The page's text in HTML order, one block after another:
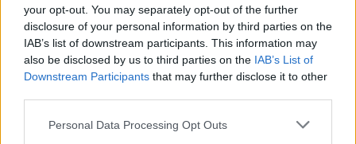
your opt-out. You may separately opt-out of the further
disclosure of your personal information by third parties on the
IAB’s list of downstream participants. This information may
also be disclosed by us to third parties on the IAB’s List of
Downstream Participants that may further disclose it to other
Personal Data Processing Opt Outs
Ida Bach Holm
Følg os på Discover
07. august 2026 kl. 10.00
for at gøre et godt genbrugskøb.